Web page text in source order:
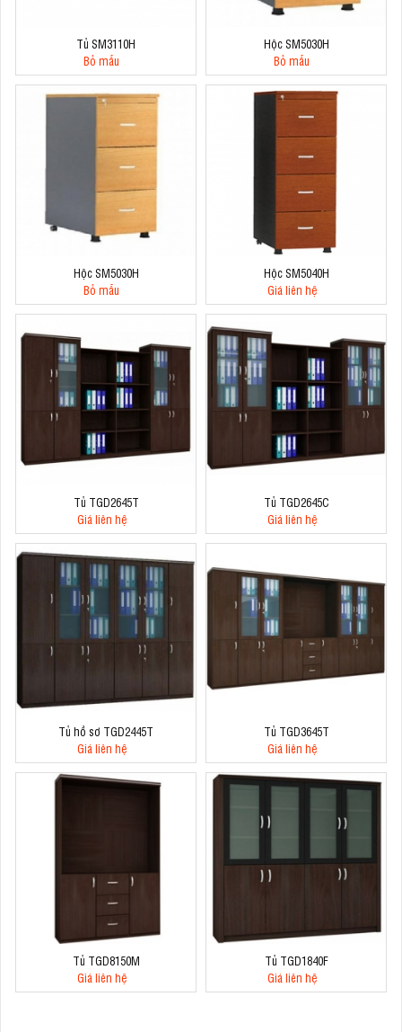
Tủ SM3110H
Bỏ mẫu
Hộc SM5030H
Bỏ mẫu
Hộc SM5030H
Bỏ mẫu
Hộc SM5040H
Giá liên hệ
Tủ TGD2645T
Giá liên hệ
Tủ TGD2645C
Giá liên hệ
Tủ hồ sơ TGD2445T
Giá liên hệ
Tủ TGD3645T
Giá liên hệ
Tủ TGD8150M
Giá liên hệ
Tủ TGD1840F
Giá liên hệ